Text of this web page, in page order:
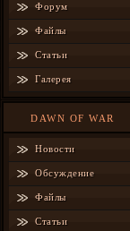
Форум
Файлы
Статьи
Галерея
DAWN OF WAR
Новости
Обсуждение
Файлы
Статьи